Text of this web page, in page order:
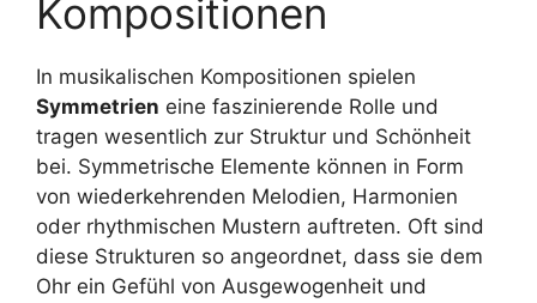
Kompositionen
In musikalischen Kompositionen spielen
Symmetrien eine faszinierende Rolle und
tragen wesentlich zur Struktur und Schönheit
bei. Symmetrische Elemente können in Form
von wiederkehrenden Melodien, Harmonien
oder rhythmischen Mustern auftreten. Oft sind
diese Strukturen so angeordnet, dass sie dem
Ohr ein Gefühl von Ausgewogenheit und